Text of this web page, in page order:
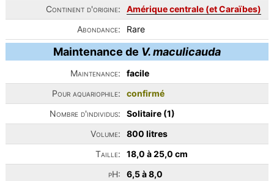
Continent d'origine:
Amérique centrale (et Caraïbes)
Abondance:
Rare
Maintenance de V. maculicauda
Maintenance:
facile
Pour aquariophile:
confirmé
Nombre d'individus:
Solitaire (1)
Volume:
800 litres
Taille:
18,0 à 25,0 cm
pH:
6,5 à 8,0